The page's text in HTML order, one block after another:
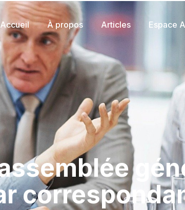
Accueil À propos Articles Espace